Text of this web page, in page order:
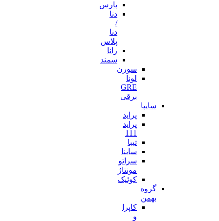
پارس
دنا
/
دنا
پلاس
رانا
سمند
سورن
لونا
GRE
برقی
سایپا
پراید
پراید
111
تیبا
ساینا
سراتو
مونتاژ
کوئیک
گروه
بهمن
کاپرا
و